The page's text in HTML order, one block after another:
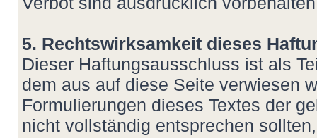
5. Rechtswirksamkeit dieses
Dieser Haftungsausschluss ist als
dem aus auf diese Seite verwiesen
Formulierungen dieses Textes der
nicht vollständig entsprechen